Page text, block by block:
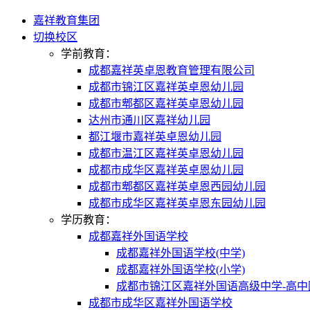
嘉祥教育集团
切换校区
学前教育：
成都嘉祥英卓恩教育管理有限公司
成都市锦江区嘉祥英卓恩幼儿园
成都市郫都区嘉祥英卓恩幼儿园
达州市通川区嘉祥幼儿园
都江堰市嘉祥英卓恩幼儿园
成都市温江区嘉祥英卓恩幼儿园
成都市成华区嘉祥英卓恩幼儿园
成都市郫都区嘉祥英卓恩西园幼儿园
成都市成华区嘉祥英卓恩东园幼儿园
学历教育：
成都嘉祥外国语学校
成都嘉祥外国语学校(中学)
成都嘉祥外国语学校(小学)
成都市锦江区嘉祥外国语高级中学-高
成都市成华区嘉祥外国语学校